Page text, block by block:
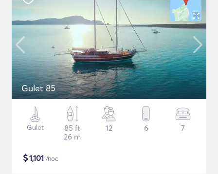
Gulet 85
Gulet
85 ft
26 m
12 6 7
$1,101 /noc